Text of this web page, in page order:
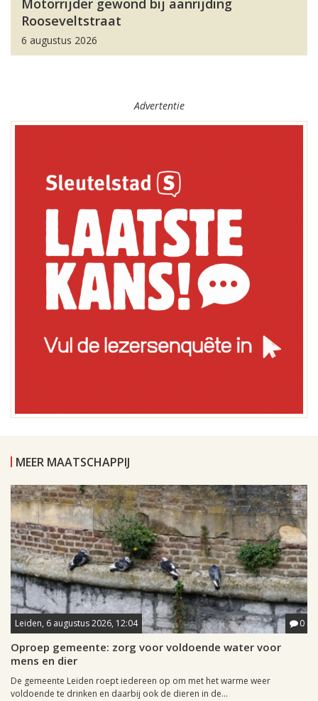
Motorrijder gewond bij aanrijding
Rooseveltstraat
6 augustus 2026
Advertentie
MEER MAATSCHAPPIJ
Leiden, 6 augustus 2026, 12:04 0
Oproep gemeente: zorg voor voldoende water voor
mens en dier
De gemeente Leiden roept iedereen op om met het warme weer
voldoende te drinken en daarbij ook de dieren in de...